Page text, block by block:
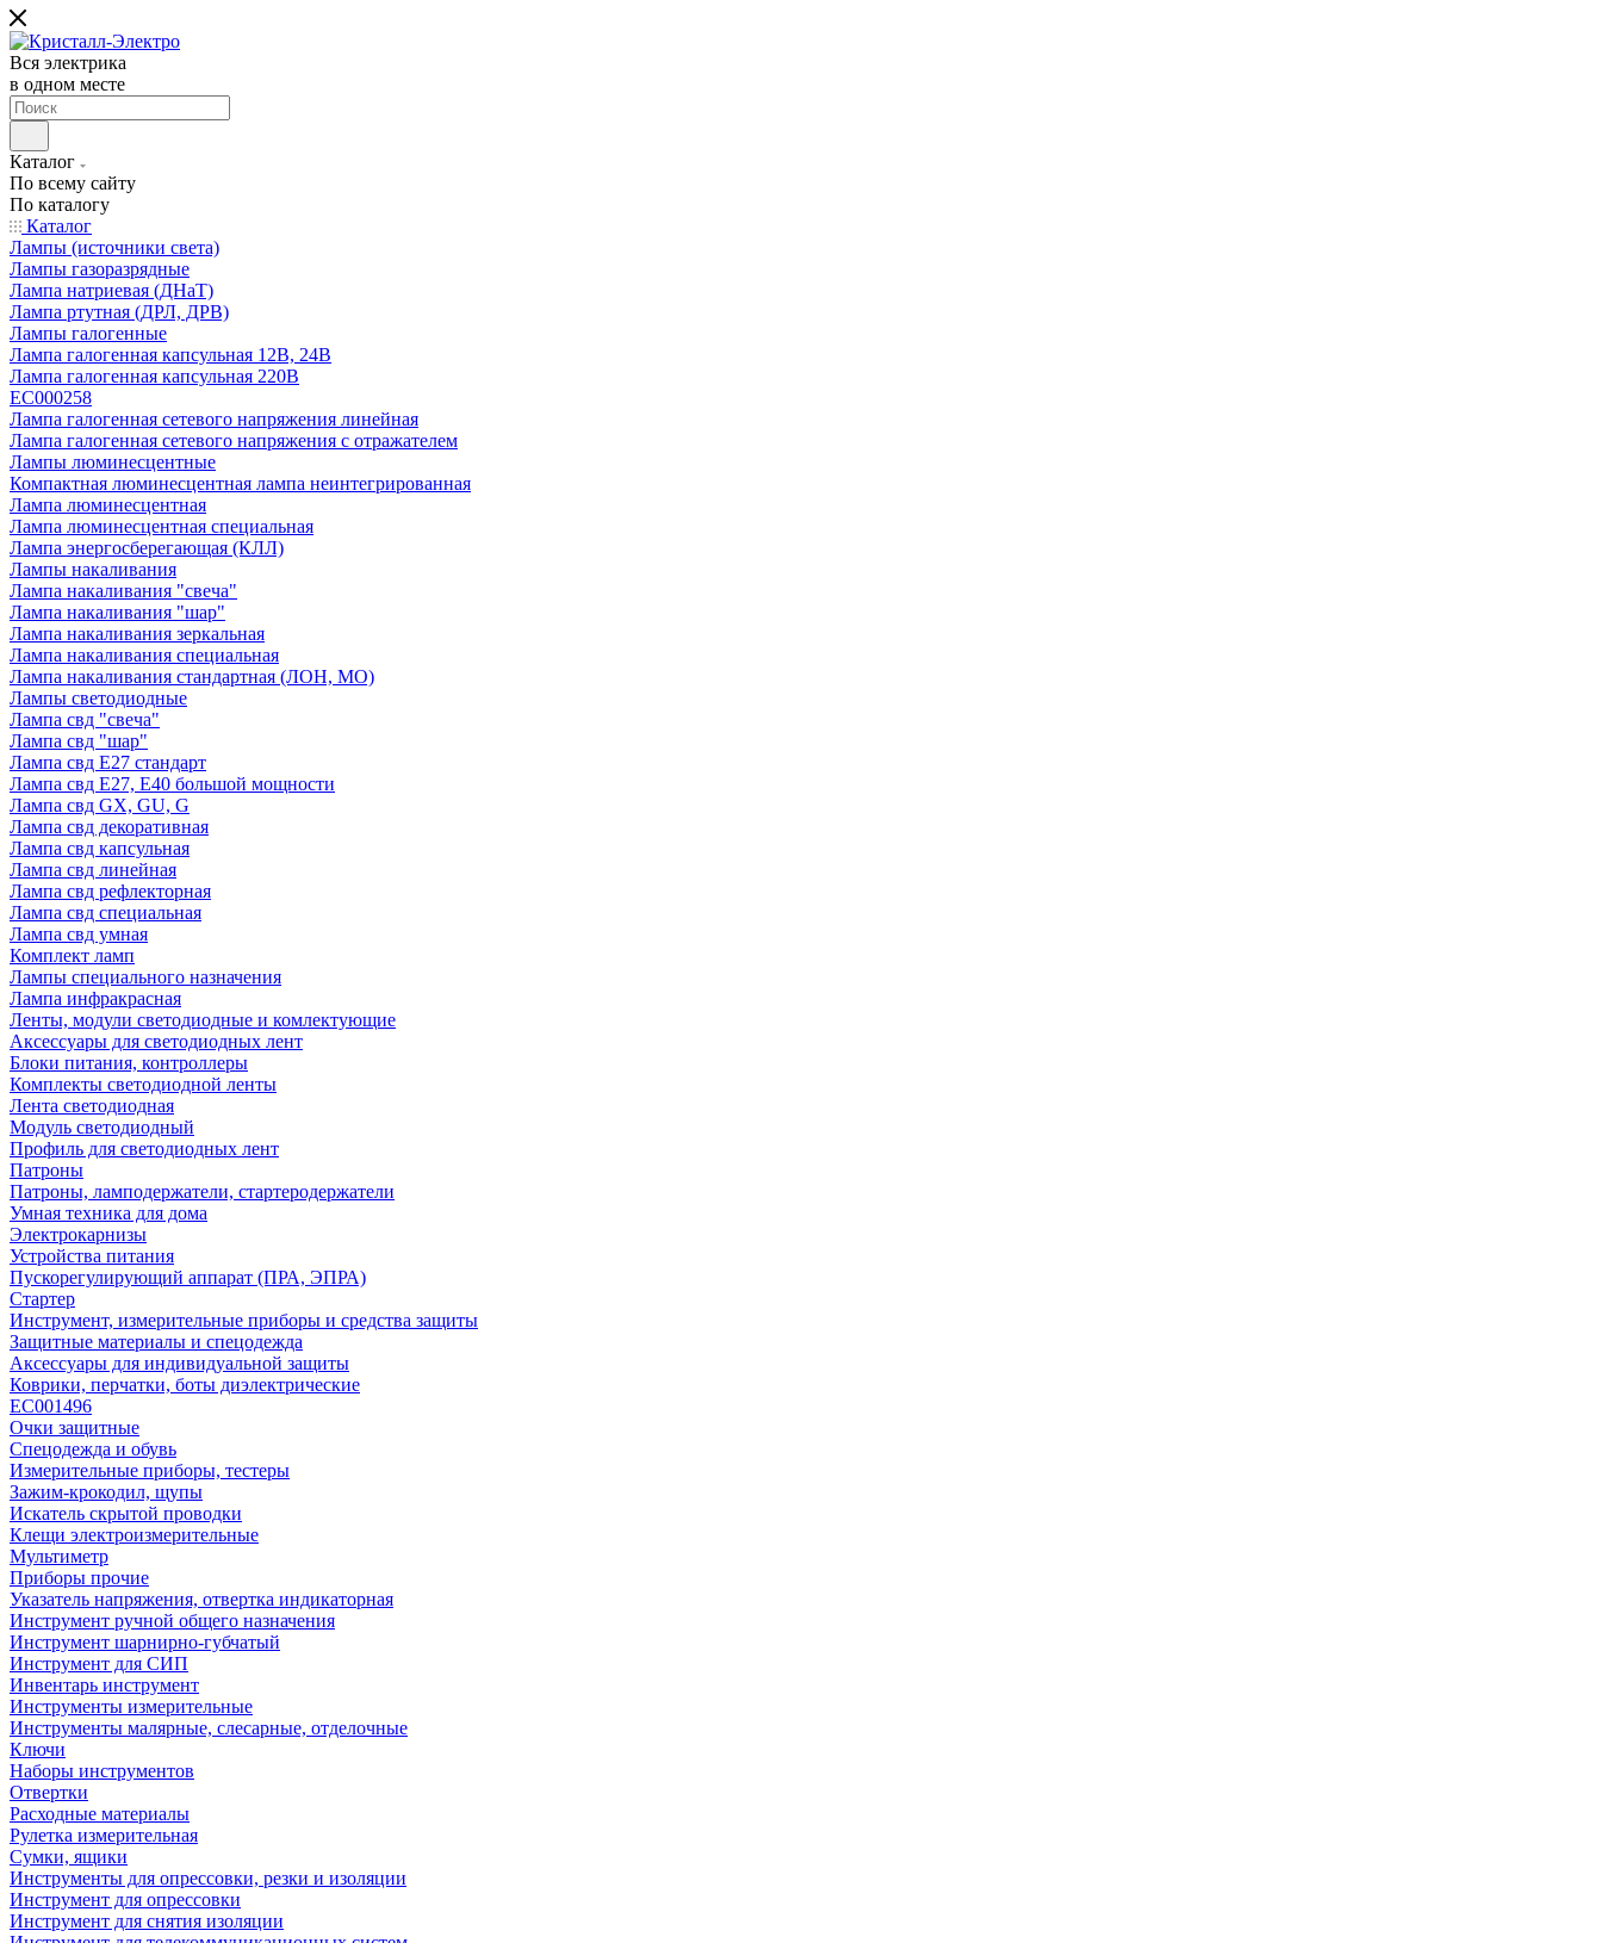
Вся электрика
в одном месте
Каталог
По всему сайту
По каталогу
Каталог
Лампы (источники света)
Лампы газоразрядные
Лампа натриевая (ДНаТ)
Лампа ртутная (ДРЛ, ДРВ)
Лампы галогенные
Лампа галогенная капсульная 12В, 24В
Лампа галогенная капсульная 220В
EC000258
Лампа галогенная сетевого напряжения линейная
Лампа галогенная сетевого напряжения с отражателем
Лампы люминесцентные
Компактная люминесцентная лампа неинтегрированная
Лампа люминесцентная
Лампа люминесцентная специальная
Лампа энергосберегающая (КЛЛ)
Лампы накаливания
Лампа накаливания "свеча"
Лампа накаливания "шар"
Лампа накаливания зеркальная
Лампа накаливания специальная
Лампа накаливания стандартная (ЛОН, МО)
Лампы светодиодные
Лампа свд "свеча"
Лампа свд "шар"
Лампа свд E27 стандарт
Лампа свд E27, Е40 большой мощности
Лампа свд GX, GU, G
Лампа свд декоративная
Лампа свд капсульная
Лампа свд линейная
Лампа свд рефлекторная
Лампа свд специальная
Лампа свд умная
Комплект ламп
Лампы специального назначения
Лампа инфракрасная
Ленты, модули светодиодные и комлектующие
Аксессуары для светодиодных лент
Блоки питания, контроллеры
Комплекты светодиодной ленты
Лента светодиодная
Модуль светодиодный
Профиль для светодиодных лент
Патроны
Патроны, ламподержатели, стартеродержатели
Умная техника для дома
Электрокарнизы
Устройства питания
Пускорегулирующий аппарат (ПРА, ЭПРА)
Стартер
Инструмент, измерительные приборы и средства защиты
Защитные материалы и спецодежда
Аксессуары для индивидуальной защиты
Коврики, перчатки, боты диэлектрические
EC001496
Очки защитные
Спецодежда и обувь
Измерительные приборы, тестеры
Зажим-крокодил, щупы
Искатель скрытой проводки
Клещи электроизмерительные
Мультиметр
Приборы прочие
Указатель напряжения, отвертка индикаторная
Инструмент ручной общего назначения
Инструмент шарнирно-губчатый
Инструмент для СИП
Инвентарь инструмент
Инструменты измерительные
Инструменты малярные, слесарные, отделочные
Ключи
Наборы инструментов
Отвертки
Расходные материалы
Рулетка измерительная
Сумки, ящики
Инструменты для опрессовки, резки и изоляции
Инструмент для опрессовки
Инструмент для снятия изоляции